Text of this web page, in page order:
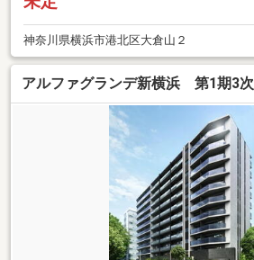
神奈川県横浜市港北区大倉山２
アルファグランデ新横浜 第1期3次